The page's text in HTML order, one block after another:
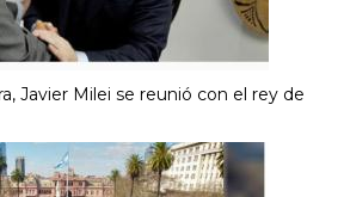
Javier Milei se reunió con el rey de